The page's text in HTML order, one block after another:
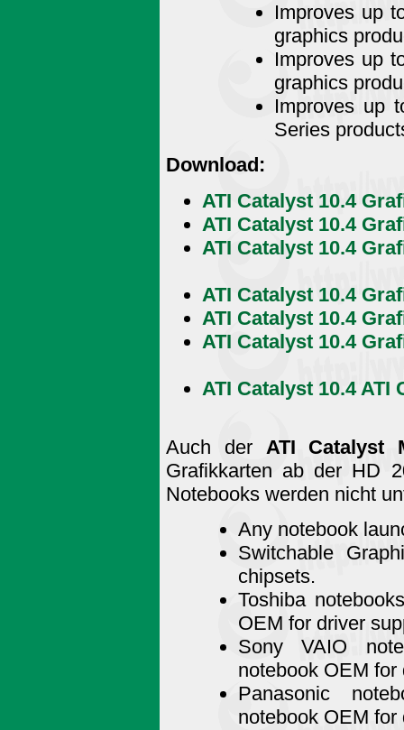
Improves up
graphics
Improves up
graphics
Improves up
Series
Download:
ATI Catalyst 10.4
ATI Catalyst 10.4
ATI Catalyst 10.4
ATI Catalyst 10.4
ATI Catalyst 10.4
ATI Catalyst 10.4
ATI Catalyst 10.4
Auch der ATI Catalyst
Grafikkarten ab der HD
Notebooks werden nicht
Any notebook
Switchable
chipsets.
Toshiba
OEM for driver
Sony VAIO
notebook OEM
Panasonic
notebook OEM